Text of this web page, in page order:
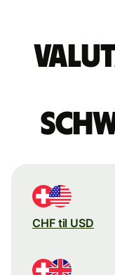
CHF til USD